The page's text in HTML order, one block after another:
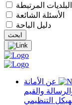
البلديات المرتبطة
الأسئلة الشائعة
دليل الباحة
والقيم
التنظيمي